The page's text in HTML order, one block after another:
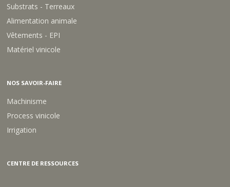
Substrats - Terreaux
Alimentation animale
Vêtements - EPI
Matériel vinicole
NOS SAVOIR-FAIRE
Machinisme
Process vinicole
Irrigation
CENTRE DE RESSOURCES